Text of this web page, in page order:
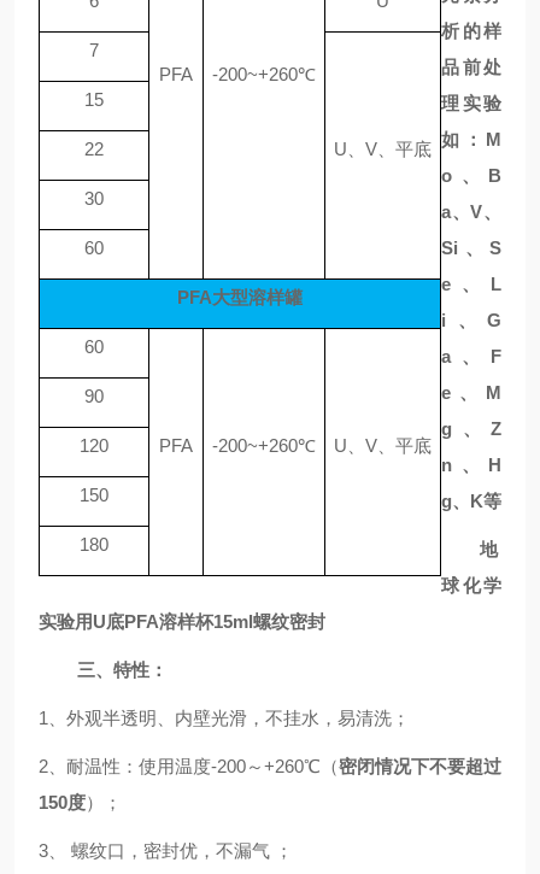
PFA -200~+260℃
7
U、V、平底
15
22
30
60
PFA大型溶样罐
60
PFA -200~+260℃ U、V、平底
90
120
150
180
析的样
品前处
理实验
如： M
o、B
a、V、
Si、S
e、L
i、G
a、F
e、M
g、Z
n、H
g、K等
地
球化学
实验用U底PFA溶样杯15ml螺纹密封
三、特性：
1、外观半透明、内壁光滑，不挂水，易清洗；
2、耐温性：使用温度-200～+260℃（密闭情况下不要超过
150度）；
3、 螺纹口，密封优，不漏气 ；